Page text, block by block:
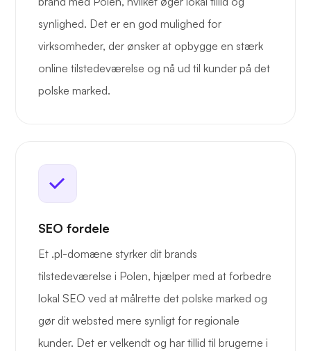
synlighed. Det er en god mulighed for
virksomheder, der ønsker at opbygge en stærk
online tilstedeværelse og nå ud til kunder på det
polske marked.
SEO fordele
Et .pl-domæne styrker dit brands
tilstedeværelse i Polen, hjælper med at forbedre
lokal SEO ved at målrette det polske marked og
gør dit websted mere synligt for regionale
kunder. Det er velkendt og har tillid til brugerne i